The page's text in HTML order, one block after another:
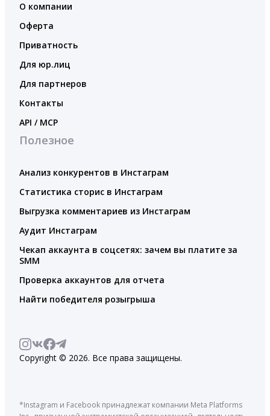
О компании
Оферта
Приватность
Для юр.лиц
Для партнеров
Контакты
API / MCP
Полезное
Анализ конкурентов в Инстаграм
Статистика сторис в Инстаграм
Выгрузка комментариев из Инстаграм
Аудит Инстаграм
Чекап аккаунта в соцсетях: зачем вы платите за
SMM
Проверка аккаунтов для отчета
Найти победителя розыгрыша
Copyright © 2026. Все права защищены.
*Instagram и Facebook принадлежат компании Meta Platforms